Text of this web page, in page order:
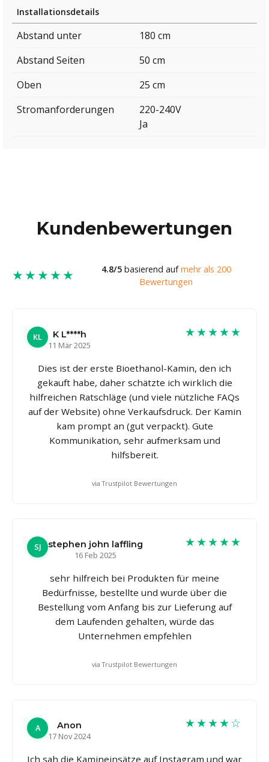
Installationsdetails
Abstand unter
180 cm
Abstand Seiten
50 cm
Oben
25 cm
Stromanforderungen
220-240V
Ja
Kundenbewertungen
★★★★★ 4.8/5basierend aufmehr als 200
Bewertungen
KL
K L****h
11 Mär 2025
★★★★★
Dies ist der erste Bioethanol-Kamin, den ich
gekauft habe, daher schätzte ich wirklich die
hilfreichen Ratschläge (und viele nützliche FAQs
auf der Website) ohne Verkaufsdruck. Der Kamin
kam prompt an (gut verpackt). Gute
Kommunikation, sehr aufmerksam und
hilfsbereit.
via Trustpilot Bewertungen
SJ
stephen john laffling
16 Feb 2025
★★★★★
sehr hilfreich bei Produkten für meine
Bedürfnisse, bestellte und wurde über die
Bestellung vom Anfang bis zur Lieferung auf
dem Laufenden gehalten, würde das
Unternehmen empfehlen
via Trustpilot Bewertungen
A
Anon
17 Nov 2024
★★★★☆
Ich sah die Kamineinsätze auf Instagram und war